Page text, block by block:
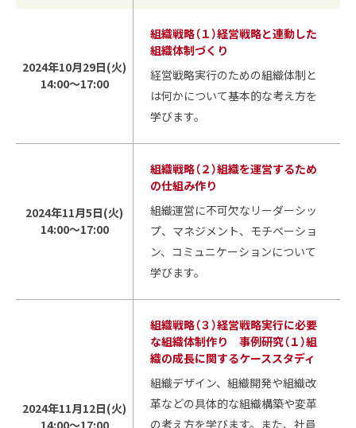
2024年10月29日(火)
14:00～17:00
組織戦略（１）経営戦略と連動した
組織体制づくり
経営戦略実行のための組織体制と
は何かについて基本的な考え方を
学びます。
2024年11月5日(火)
14:00～17:00
組織戦略（２）組織を運営するため
の仕組み作り
組織運営に不可欠なリーダーシッ
プ、マネジメント、モチベーショ
ン、コミュニケーションについて
学びます。
2024年11月12日(火)
組織戦略（３）経営戦略実行に必要
な組織体制作り 事例研究（１）組
織の成長に関するケーススタディ
組織デザイン、組織開発や組織改
革などの具体的な組織構築や変革
の考え方を学びます。また、社員